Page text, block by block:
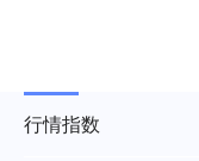
行情指数